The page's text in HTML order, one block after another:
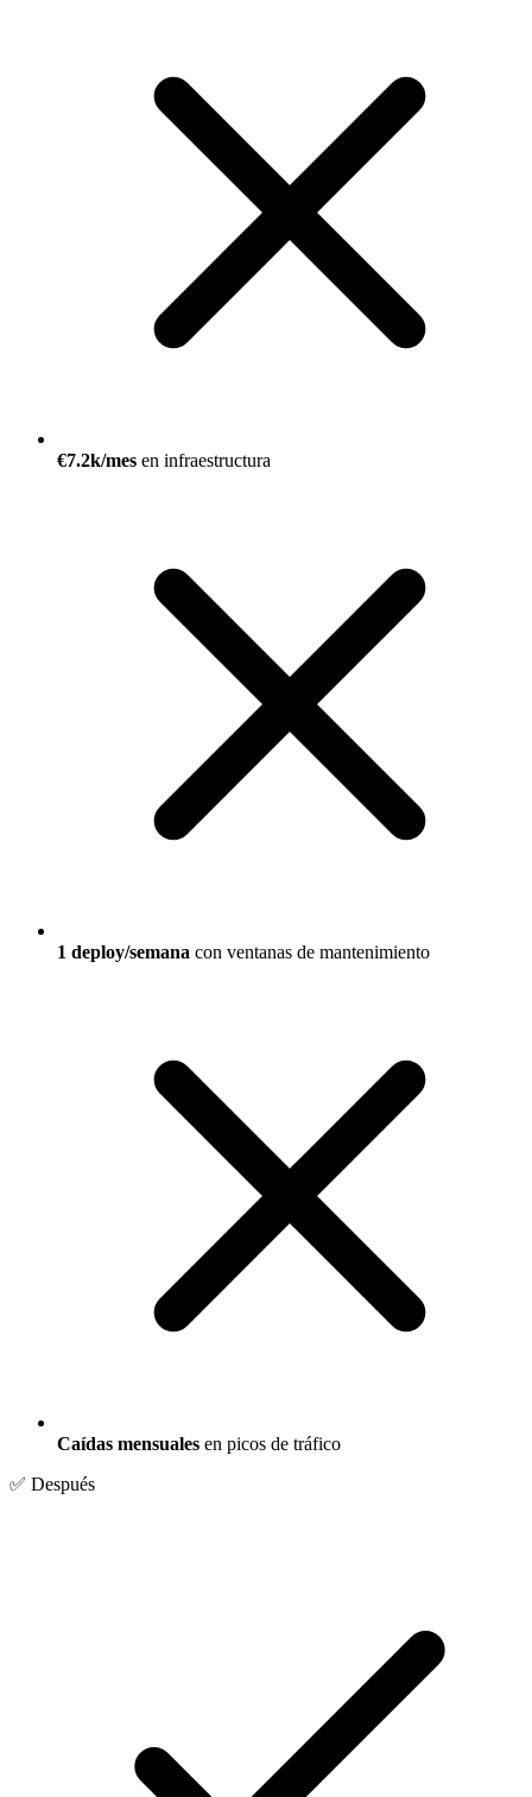
€7.2k/mes en infraestructura
1 deploy/semana con ventanas de mantenimiento
Caídas mensuales en picos de tráfico
✅ Después